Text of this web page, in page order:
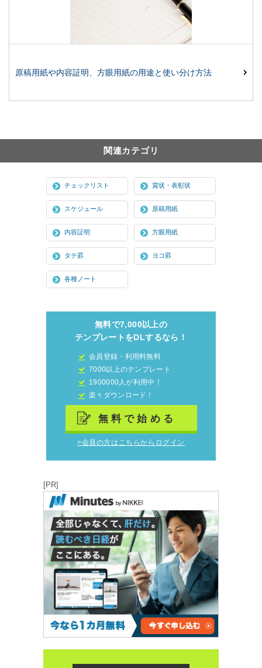
原稿用紙や内容証明、方眼用紙の用途と使い分け方法
関連カテゴリ
チェックリスト 賞状・表彰状
スケジュール 原稿用紙
内容証明 方眼用紙
タテ罫 ヨコ罫
各種ノート
無料で7,000以上の
テンプレートをDLするなら！
会員登録・利用料無料
7000以上のテンプレート
1900000人が利用中！
楽々ダウンロード！
無料で始める
>会員の方はこちらからログイン
[PR]